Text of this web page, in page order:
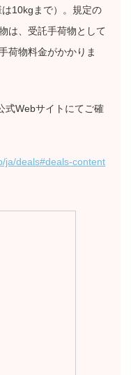
は10kgまで）。規定の
は、受託手荷物として
荷物料金がかかりま
式Webサイトにてご確
ja/deals#deals-content